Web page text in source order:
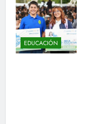
EDUCACIÓN